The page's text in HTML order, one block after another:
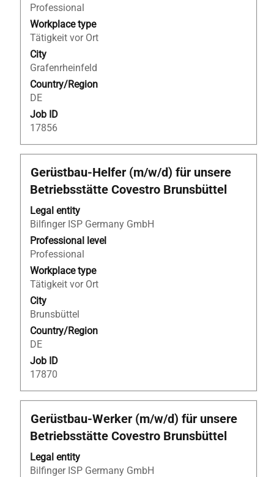
Professional
Workplace type
Tätigkeit vor Ort
City
Grafenrheinfeld
Country/Region
DE
Job ID
17856
the
full
contents
of
the
job
information.
Title
Gerüstbau-Helfer (m/w/d) für unsere
Betriebsstätte Covestro Brunsbüttel
Legal entity
Bilfinger ISP Germany GmbH
Professional level
Professional
Workplace type
Tätigkeit vor Ort
City
Brunsbüttel
Country/Region
DE
Job ID
17870
Select
with
space
bar
to
view
the
full
contents
of
the
job
information.
Title
Gerüstbau-Werker (m/w/d) für unsere
Betriebsstätte Covestro Brunsbüttel
Legal entity
Bilfinger ISP Germany GmbH
Select
with
space
bar
to